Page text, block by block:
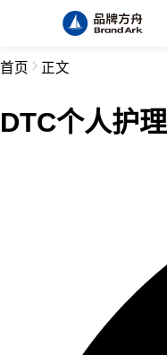
首页 正文
DTC个人护